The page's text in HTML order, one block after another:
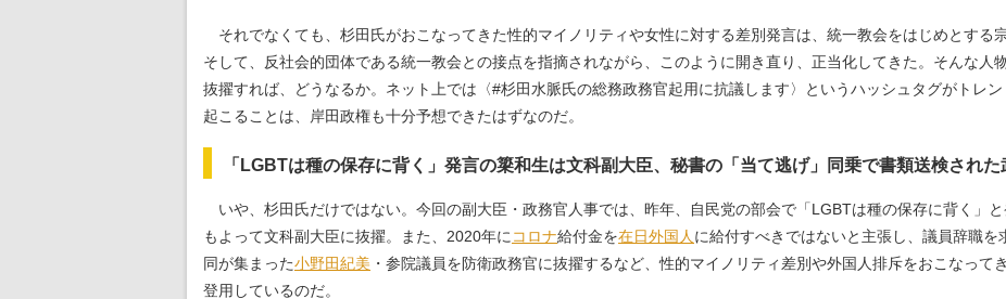
それでなくても、杉田氏がおこなってきた性的マイノリティや女性に対する差別発言は、統一教会をはじめとする
そして、反社会的団体である統一教会との接点を指摘されながら、このように開き直り、正当化してきた。そんな人
抜擢すれば、どうなるか。ネット上では〈#杉田水脈氏の総務政務官起用に抗議します〉というハッシュタグがトレ
起こることは、岸田政権も十分予想できたはずなのだ。
「LGBTは種の保存に背く」発言の簗和生は文科副大臣、秘書の「当て逃げ」同乗で書類送検され
いや、杉田氏だけではない。今回の副大臣・政務官人事では、昨年、自民党の部会で「LGBTは種の保存に背く」
もよって文科副大臣に抜擢。また、2020年に コロナ給付金を在日外国人 に給付すべきではないと主張し、議員辞職
同が集まった小野田紀美 ・参院議員を防衛政務官に抜擢するなど、性的マイノリティ差別や外国人排斥をおこなって
登用しているのだ。